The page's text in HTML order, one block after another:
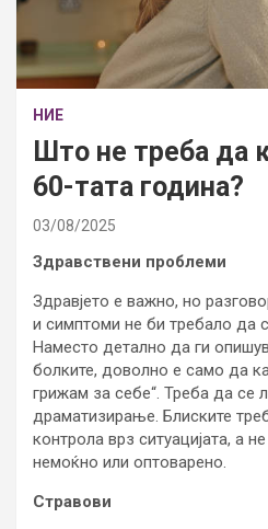
НИЕ
Што не треба да
60-тата година?
03/08/2025
Здравствени проблеми
Здравјето е важно, но
и симптоми не би требало да
Наместо детално да ги
болките, доволно е само да
грижам за себе“. Треба да се
драматизирање. Блиските
контрола врз ситуацијата, а
немоќно или оптоварено.
Стравови